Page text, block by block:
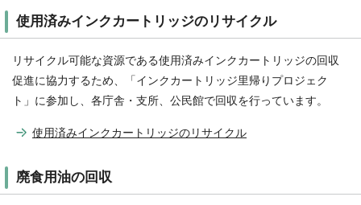
使用済みインクカートリッジのリサイクル
リサイクル可能な資源である使用済みインクカートリッジの回収
促進に協力するため、「インクカートリッジ里帰りプロジェク
ト」に参加し、各庁舎・支所、公民館で回収を行っています。
使用済みインクカートリッジのリサイクル
廃食用油の回収